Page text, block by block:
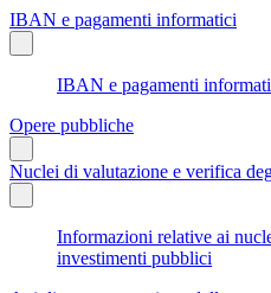
IBAN e pagamenti informatici
IBAN e pagamenti
Opere pubbliche
Nuclei di valutazione e verifica
Informazioni relative ai
investimenti pubblici